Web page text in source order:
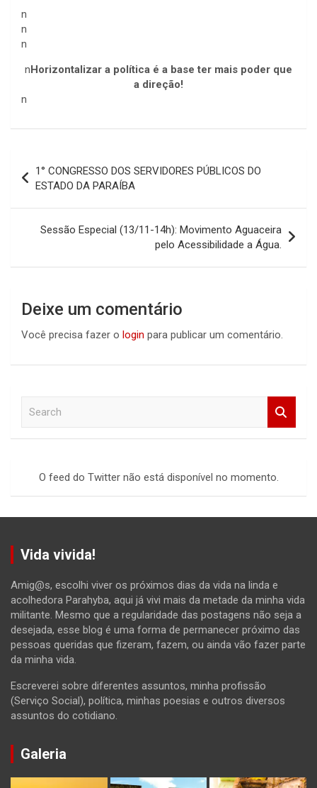
n
n
n
nHorizontalizar a política é a base ter mais poder que
a direção!
n
de
Post
1° CONGRESSO DOS SERVIDORES PÚBLICOS DO
ESTADO DA PARAÍBA
Sessão Especial (13/11-14h): Movimento Aguaceira
pelo Acessibilidade a Água.
Deixe um comentário
Você precisa fazer o login para publicar um comentário.
O feed do Twitter não está disponível no momento.
Vida vivida!
Amig@s, escolhi viver os próximos dias da vida na linda e
acolhedora Parahyba, aqui já vivi mais da metade da minha vida
militante. Mesmo que a regularidade das postagens não seja a
desejada, esse blog é uma forma de permanecer próximo das
pessoas queridas que fizeram, fazem, ou ainda vão fazer parte
da minha vida.
Escreverei sobre diferentes assuntos, minha profissão
(Serviço Social), política, minhas poesias e outros diversos
assuntos do cotidiano.
Galeria